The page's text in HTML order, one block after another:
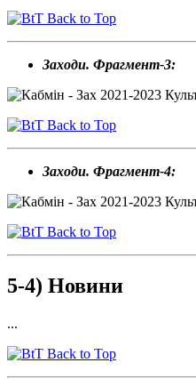
Back to Top
Заходи. Фрагмент-3:
Back to Top
Заходи. Фрагмент-4:
Back to Top
5-4) Новини
...
Back to Top